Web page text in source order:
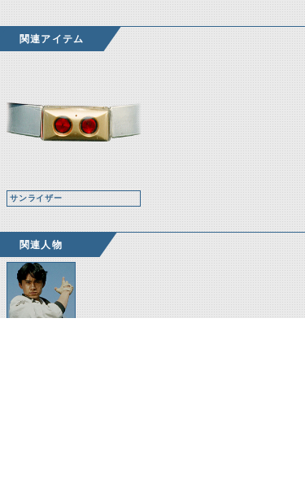
関連アイテム
サンライザー
関連人物